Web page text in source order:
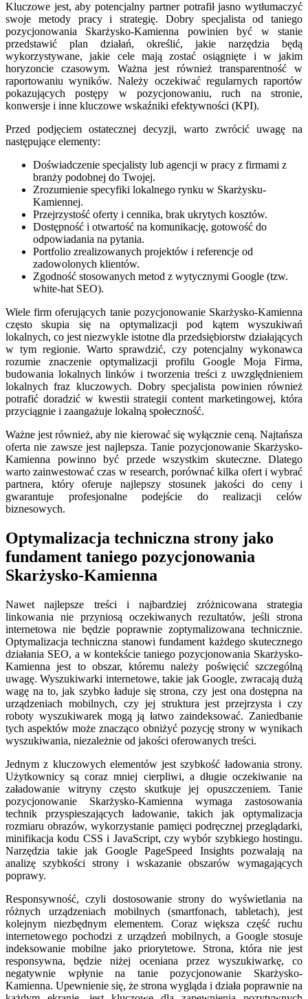
Kluczowe jest, aby potencjalny partner potrafił jasno wytłumaczyć
swoje metody pracy i strategię. Dobry specjalista od taniego
pozycjonowania Skarżysko-Kamienna powinien być w stanie
przedstawić plan działań, określić, jakie narzędzia będą
wykorzystywane, jakie cele mają zostać osiągnięte i w jakim
horyzoncie czasowym. Ważna jest również transparentność w
raportowaniu wyników. Należy oczekiwać regularnych raportów
pokazujących postępy w pozycjonowaniu, ruch na stronie,
konwersje i inne kluczowe wskaźniki efektywności (KPI).
Przed podjęciem ostatecznej decyzji, warto zwrócić uwagę na
następujące elementy:
Doświadczenie specjalisty lub agencji w pracy z firmami z
branży podobnej do Twojej.
Zrozumienie specyfiki lokalnego rynku w Skarżysku-
Kamiennej.
Przejrzystość oferty i cennika, brak ukrytych kosztów.
Dostępność i otwartość na komunikację, gotowość do
odpowiadania na pytania.
Portfolio zrealizowanych projektów i referencje od
zadowolonych klientów.
Zgodność stosowanych metod z wytycznymi Google (tzw.
white-hat SEO).
Wiele firm oferujących tanie pozycjonowanie Skarżysko-Kamienna
często skupia się na optymalizacji pod kątem wyszukiwań
lokalnych, co jest niezwykle istotne dla przedsiębiorstw działających
w tym regionie. Warto sprawdzić, czy potencjalny wykonawca
rozumie znaczenie optymalizacji profilu Google Moja Firma,
budowania lokalnych linków i tworzenia treści z uwzględnieniem
lokalnych fraz kluczowych. Dobry specjalista powinien również
potrafić doradzić w kwestii strategii content marketingowej, która
przyciągnie i zaangażuje lokalną społeczność.
Ważne jest również, aby nie kierować się wyłącznie ceną. Najtańsza
oferta nie zawsze jest najlepsza. Tanie pozycjonowanie Skarżysko-
Kamienna powinno być przede wszystkim skuteczne. Dlatego
warto zainwestować czas w research, porównać kilka ofert i wybrać
partnera, który oferuje najlepszy stosunek jakości do ceny i
gwarantuje profesjonalne podejście do realizacji celów
biznesowych.
Optymalizacja techniczna strony jako
fundament taniego pozycjonowania
Skarżysko-Kamienna
Nawet najlepsze treści i najbardziej zróżnicowana strategia
linkowania nie przyniosą oczekiwanych rezultatów, jeśli strona
internetowa nie będzie poprawnie zoptymalizowana technicznie.
Optymalizacja techniczna stanowi fundament każdego skutecznego
działania SEO, a w kontekście taniego pozycjonowania Skarżysko-
Kamienna jest to obszar, któremu należy poświęcić szczególną
uwagę. Wyszukiwarki internetowe, takie jak Google, zwracają dużą
wagę na to, jak szybko ładuje się strona, czy jest ona dostępna na
urządzeniach mobilnych, czy jej struktura jest przejrzysta i czy
roboty wyszukiwarek mogą ją łatwo zaindeksować. Zaniedbanie
tych aspektów może znacząco obniżyć pozycję strony w wynikach
wyszukiwania, niezależnie od jakości oferowanych treści.
Jednym z kluczowych elementów jest szybkość ładowania strony.
Użytkownicy są coraz mniej cierpliwi, a długie oczekiwanie na
załadowanie witryny często skutkuje jej opuszczeniem. Tanie
pozycjonowanie Skarżysko-Kamienna wymaga zastosowania
technik przyspieszających ładowanie, takich jak optymalizacja
rozmiaru obrazów, wykorzystanie pamięci podręcznej przeglądarki,
minifikacja kodu CSS i JavaScript, czy wybór szybkiego hostingu.
Narzędzia takie jak Google PageSpeed Insights pozwalają na
analizę szybkości strony i wskazanie obszarów wymagających
poprawy.
Responsywność, czyli dostosowanie strony do wyświetlania na
różnych urządzeniach mobilnych (smartfonach, tabletach), jest
kolejnym niezbędnym elementem. Coraz większa część ruchu
internetowego pochodzi z urządzeń mobilnych, a Google stosuje
indeksowanie mobilne jako priorytetowe. Strona, która nie jest
responsywna, będzie niżej oceniana przez wyszukiwarkę, co
negatywnie wpłynie na tanie pozycjonowanie Skarżysko-
Kamienna. Upewnienie się, że strona wygląda i działa poprawnie na